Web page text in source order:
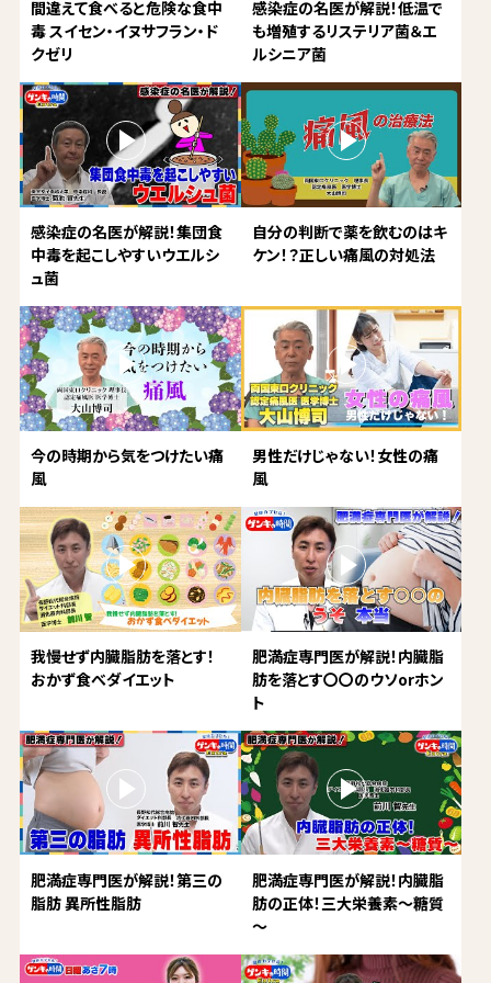
間違えて食べると危険な食中
毒 スイセン・イヌサフラン・ド
クゼリ
感染症の名医が解説！低温で
も増殖するリステリア菌＆エ
ルシニア菌
感染症の名医が解説！集団食
中毒を起こしやすいウエルシ
ュ菌
自分の判断で薬を飲むのはキ
ケン！？正しい痛風の対処法
今の時期から気をつけたい痛
風
男性だけじゃない！女性の痛
風
我慢せず内臓脂肪を落とす！
おかず食べダイエット
肥満症専門医が解説！内臓脂
肪を落とす〇〇のウソorホン
ト
肥満症専門医が解説！第三の
脂肪 異所性脂肪
肥満症専門医が解説！内臓脂
肪の正体！三大栄養素～糖質
～